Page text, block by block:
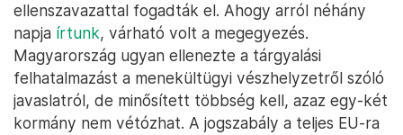
ellenszavazattal fogadták el. Ahogy arról néhány
napja írtunk, várható volt a megegyezés.
Magyarország ugyan ellenezte a tárgyalási
felhatalmazást a menekültügyi vészhelyzetről szóló
javaslatról, de minősített többség kell, azaz egy-két
kormány nem vétózhat. A jogszabály a teljes EU-ra